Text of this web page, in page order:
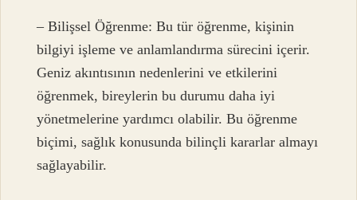
– Bilişsel Öğrenme: Bu tür öğrenme, kişinin
bilgiyi işleme ve anlamlandırma sürecini içerir.
Geniz akıntısının nedenlerini ve etkilerini
öğrenmek, bireylerin bu durumu daha iyi
yönetmelerine yardımcı olabilir. Bu öğrenme
biçimi, sağlık konusunda bilinçli kararlar almayı
sağlayabilir.